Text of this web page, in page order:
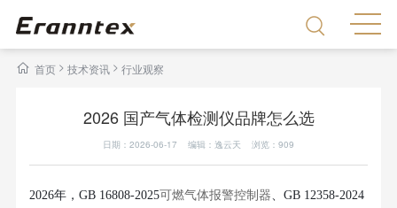
首页> 技术资讯 > 行业观察
2026 国产气体检测仪品牌怎么选
日期：2026-06-17 编辑：逸云天 浏览： 909
2026年，GB 16808-2025可燃气体报警控制器、GB 12358-2024